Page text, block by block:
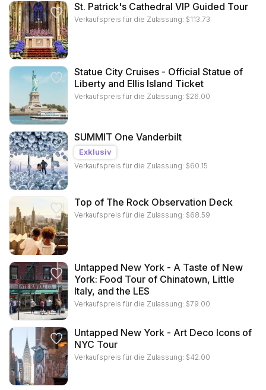
St. Patrick's Cathedral VIP Guided Tour
Verkaufspreis für die Zulassung: $113.73
Statue City Cruises - Official Statue of
Liberty and Ellis Island Ticket
Verkaufspreis für die Zulassung: $26.00
SUMMIT One Vanderbilt
Exklusiv
Verkaufspreis für die Zulassung: $60.15
Top of The Rock Observation Deck
Verkaufspreis für die Zulassung: $68.59
Untapped New York - A Taste of New
York: Food Tour of Chinatown, Little
Italy, and the LES
Verkaufspreis für die Zulassung: $79.00
Untapped New York - Art Deco Icons of
NYC Tour
Verkaufspreis für die Zulassung: $42.00